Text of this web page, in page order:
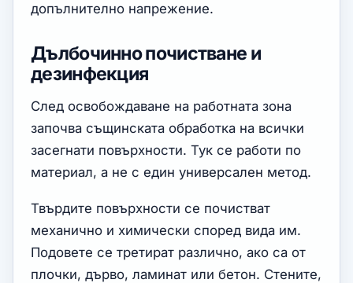
допълнително напрежение.
Дълбочинно почистване и
дезинфекция
След освобождаване на работната зона
започва същинската обработка на всички
засегнати повърхности. Тук се работи по
материал, а не с един универсален метод.
Твърдите повърхности се почистват
механично и химически според вида им.
Подовете се третират различно, ако са от
плочки, дърво, ламинат или бетон. Стените,